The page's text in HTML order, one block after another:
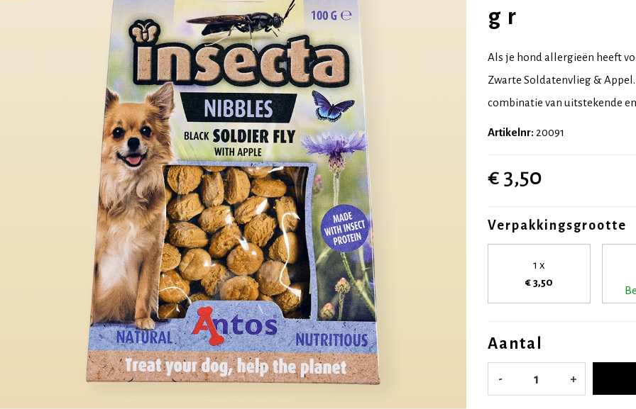
gr
Als je hond allergieën heeft
Zwarte Soldatenvlieg &
combinatie van uitstekende
Artikelnr: 20091
€ 3,50
Verpakkingsgrootte
1 x
€ 3,50
Aantal
- +